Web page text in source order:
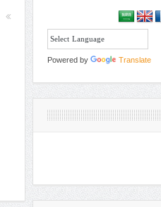
Powered by Translate